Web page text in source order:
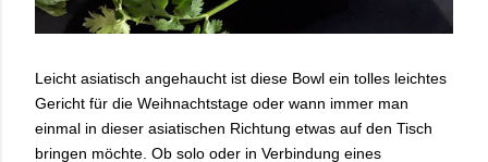
Leicht asiatisch angehaucht ist diese Bowl ein tolles leichtes
Gericht für die Weihnachtstage oder wann immer man
einmal in dieser asiatischen Richtung etwas auf den Tisch
bringen möchte. Ob solo oder in Verbindung eines